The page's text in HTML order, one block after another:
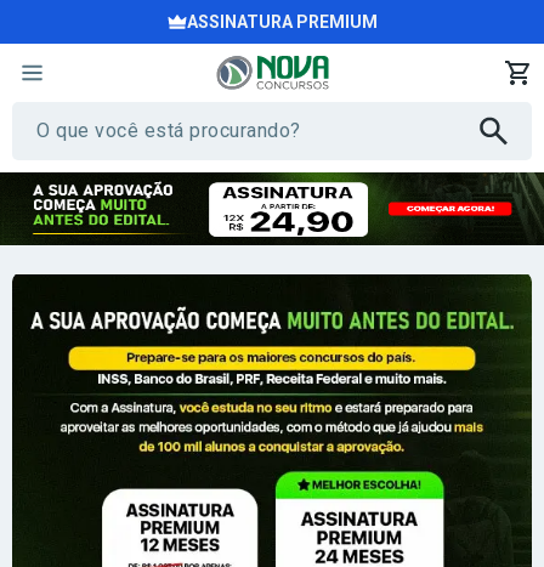
ASSINATURA PREMIUM
Tudo o que você precisa para ser